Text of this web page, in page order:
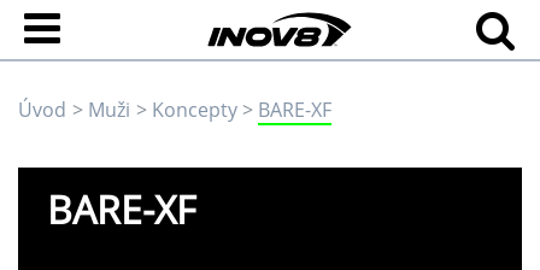
Úvod Muži Koncepty BARE-XF
BARE-XF